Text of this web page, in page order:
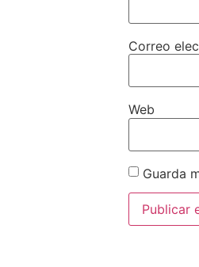
Correo
Web
Guarda